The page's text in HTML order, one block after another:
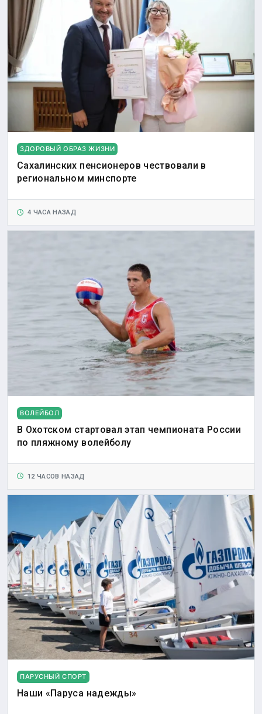
ЗДОРОВЫЙ ОБРАЗ ЖИЗНИ
Сахалинских пенсионеров чествовали в
региональном минспорте
4 ЧАСА НАЗАД
ВОЛЕЙБОЛ
В Охотском стартовал этап чемпионата России
по пляжному волейболу
12 ЧАСОВ НАЗАД
ПАРУСНЫЙ СПОРТ
Наши «Паруса надежды»